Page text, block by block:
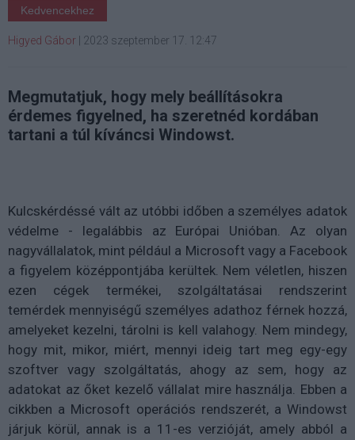
Kedvencekhez
Higyed Gábor 2023 szeptember 17. 12:47
Megmutatjuk, hogy mely beállításokra
érdemes figyelned, ha szeretnéd kordában
tartani a túl kíváncsi Windowst.
Kulcskérdéssé vált az utóbbi időben a személyes adatok
védelme - legalábbis az Európai Unióban. Az olyan
nagyvállalatok, mint például a Microsoft vagy a Facebook
a figyelem középpontjába kerültek. Nem véletlen, hiszen
ezen cégek termékei, szolgáltatásai rendszerint
temérdek mennyiségű személyes adathoz férnek hozzá,
amelyeket kezelni, tárolni is kell valahogy. Nem mindegy,
hogy mit, mikor, miért, mennyi ideig tart meg egy-egy
szoftver vagy szolgáltatás, ahogy az sem, hogy az
adatokat az őket kezelő vállalat mire használja. Ebben a
cikkben a Microsoft operációs rendszerét, a Windowst
járjuk körül, annak is a 11-es verzióját, amely abból a